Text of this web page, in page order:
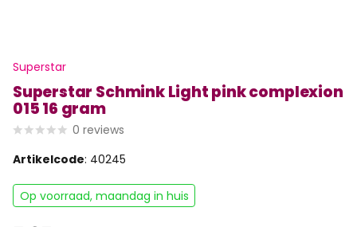
Superstar
Superstar Schmink Light pink complexion
015 16 gram
0 reviews
Artikelcode: 40245
Op voorraad, maandag in huis